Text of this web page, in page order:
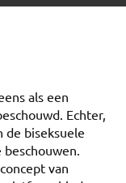
als een
Echter,
de biseksuele
van